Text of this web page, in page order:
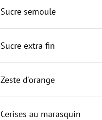
Sucre semoule
Sucre extra fin
Zeste d'orange
Cerises au marasquin